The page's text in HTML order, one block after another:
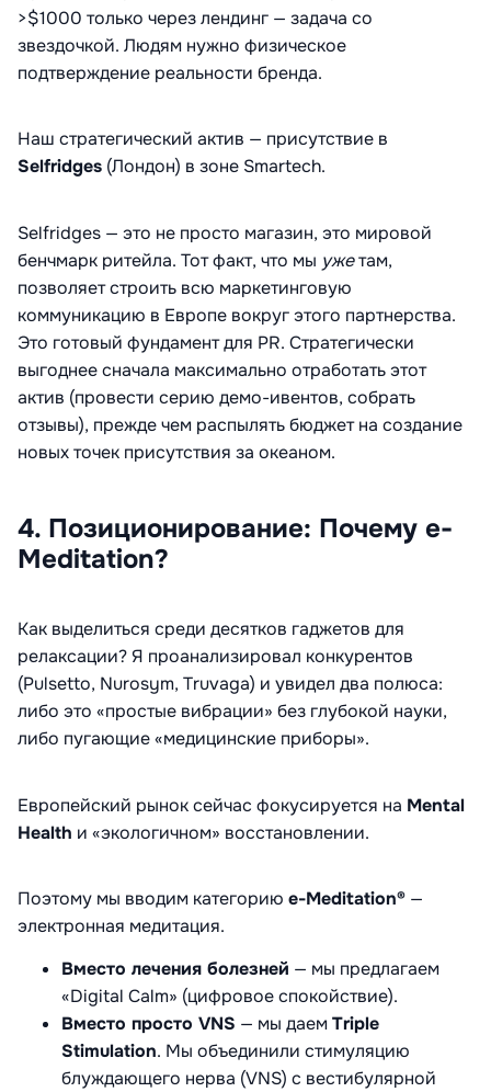
>$1000 только через лендинг — задача со
звездочкой. Людям нужно физическое
подтверждение реальности бренда.
Наш стратегический актив — присутствие в
Selfridges (Лондон) в зоне Smartech.
Selfridges — это не просто магазин, это мировой
бенчмарк ритейла. Тот факт, что мы ужетам,
позволяет строить всю маркетинговую
коммуникацию в Европе вокруг этого партнерства.
Это готовый фундамент для PR. Стратегически
выгоднее сначала максимально отработать этот
актив (провести серию демо-ивентов, собрать
отзывы), прежде чем распылять бюджет на создание
новых точек присутствия за океаном.
4. Позиционирование: Почему e-
Meditation?
Как выделиться среди десятков гаджетов для
релаксации? Я проанализировал конкурентов
(Pulsetto, Nurosym, Truvaga) и увидел два полюса:
либо это «простые вибрации» без глубокой науки,
либо пугающие «медицинские приборы».
Европейский рынок сейчас фокусируется на Mental
Health и «экологичном» восстановлении.
Поэтому мы вводим категорию e-Meditation® —
электронная медитация.
Вместо лечения болезней — мы предлагаем
«Digital Calm» (цифровое спокойствие).
Вместо просто VNS — мы даемTriple
Stimulation. Мы объединили стимуляцию
блуждающего нерва (VNS) с вестибулярной